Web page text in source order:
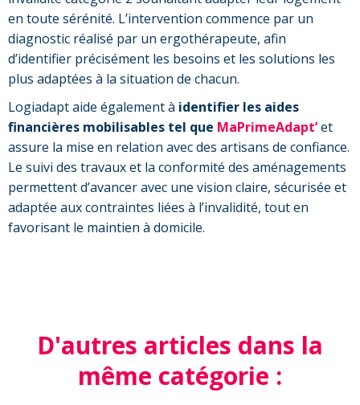
en toute sérénité. L’intervention commence par un
diagnostic réalisé par un ergothérapeute, afin
d’identifier précisément les besoins et les solutions les
plus adaptées à la situation de chacun.
Logiadapt aide également à identifier les aides
financières mobilisables tel que MaPrimeAdapt’et
assure la mise en relation avec des artisans de confiance.
Le suivi des travaux et la conformité des aménagements
permettent d’avancer avec une vision claire, sécurisée et
adaptée aux contraintes liées à l’invalidité, tout en
favorisant le maintien à domicile.
D'autres articles dans la
même catégorie :